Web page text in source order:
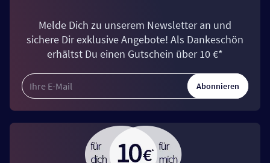
Melde Dich zu unserem Newsletter an und
sichere Dir exklusive Angebote! Als Dankeschön
erhältst Du einen Gutschein über 10 €*
Abonnieren